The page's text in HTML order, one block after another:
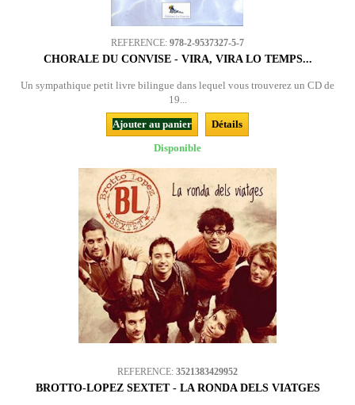
REFERENCE: 978-2-9537327-5-7
CHORALE DU CONVISE - VIRA, VIRA LO TEMPS...
Un sympathique petit livre bilingue dans lequel vous trouverez un CD de
19...
Ajouter au panier
Détails
Disponible
REFERENCE: 3521383429952
BROTTO-LOPEZ SEXTET - LA RONDA DELS VIATGES